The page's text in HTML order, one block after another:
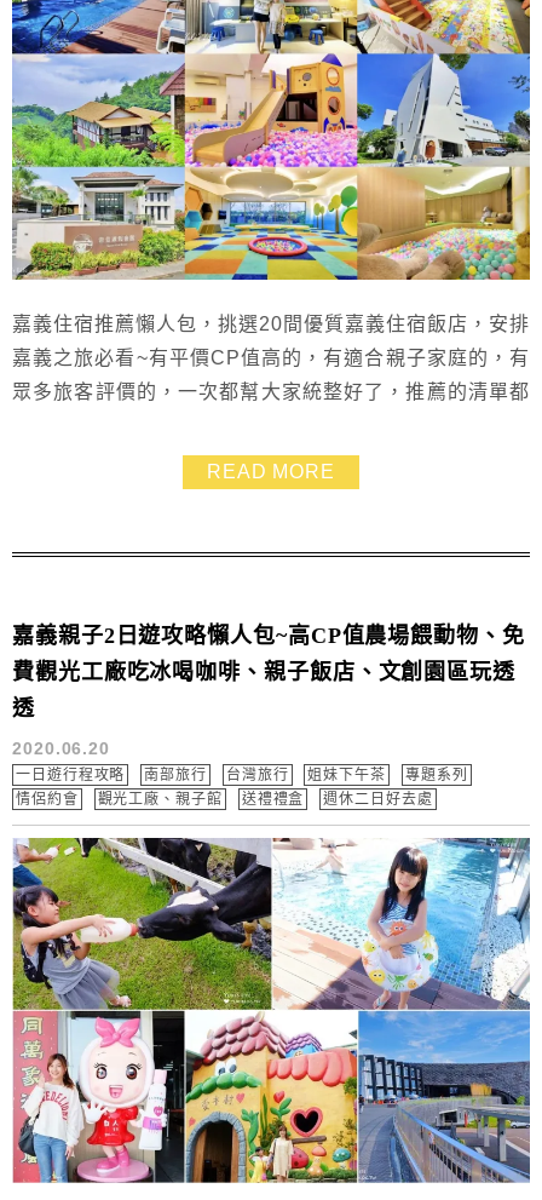
嘉義住宿推薦懶人包，挑選20間優質嘉義住宿飯店，安排
嘉義之旅必看~有平價CP值高的，有適合親子家庭的，有
眾多旅客評價的，一次都幫大家統整好了，推薦的清單都
資料一邊心動，下次嘉義旅行就住起來~
READ MORE
嘉義親子2日遊攻略懶人包~高CP值農場餵動物、免
費觀光工廠吃冰喝咖啡、親子飯店、文創園區玩透
透
2020.06.20
一日遊行程攻略 南部旅行 台灣旅行 姐妹下午茶
專題系列
情侶約會
觀光工廠、親子館 送禮禮盒 週休二日好去處